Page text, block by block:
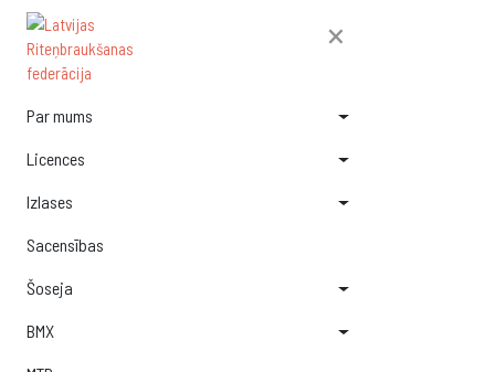
×
Par mums
Licences
Izlases
Sacensības
Šoseja
BMX